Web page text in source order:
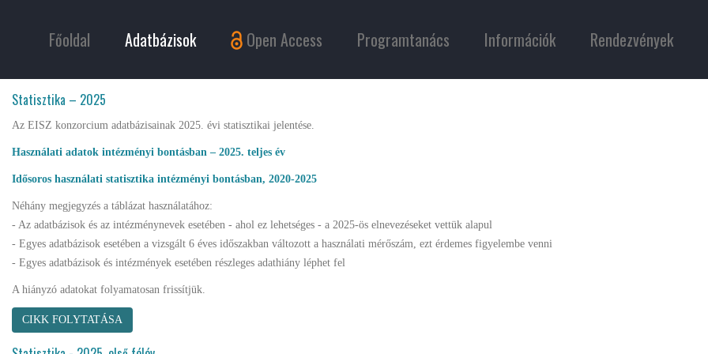
Főoldal Adatbázisok Open Access Programtanács Információk Rendezvények
Statisztika – 2025
Az EISZ konzorcium adatbázisainak 2025. évi statisztikai jelentése.
Használati adatok intézményi bontásban – 2025. teljes év
Idősoros használati statisztika intézményi bontásban, 2020-2025
Néhány megjegyzés a táblázat használatához:
- Az adatbázisok és az intézménynevek esetében - ahol ez lehetséges - a 2025-ös elnevezéseket vettük alapul
- Egyes adatbázisok esetében a vizsgált 6 éves időszakban változott a használati mérőszám, ezt érdemes figyelembe venni
- Egyes adatbázisok és intézmények esetében részleges adathiány léphet fel
A hiányzó adatokat folyamatosan frissítjük.
CIKK FOLYTATÁSA